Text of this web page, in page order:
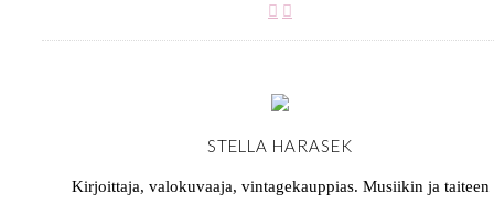
STELLA HARASEK
Kirjoittaja, valokuvaaja, vintagekauppias. Musiikin ja taiteen